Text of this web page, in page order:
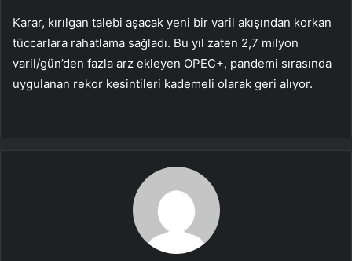
Karar, kırılgan talebi aşacak yeni bir varil akışından korkan
tüccarlara rahatlama sağladı. Bu yıl zaten 2,7 milyon
varil/gün’den fazla arz ekleyen OPEC+, pandemi sırasında
uygulanan rekor kesintileri kademeli olarak geri alıyor.